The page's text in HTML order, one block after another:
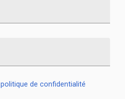
politique de confidentialité